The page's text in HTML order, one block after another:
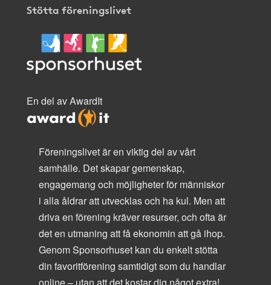
Stötta föreningslivet
En del av AwardIt
Föreningslivet är en viktig del av vårt
samhälle. Det skapar gemenskap,
engagemang och möjligheter för människor
i alla åldrar att utvecklas och ha kul. Men att
driva en förening kräver resurser, och ofta är
det en utmaning att få ekonomin att gå ihop.
Genom Sponsorhuset kan du enkelt stötta
din favoritförening samtidigt som du handlar
online – utan att det kostar dig något extra!